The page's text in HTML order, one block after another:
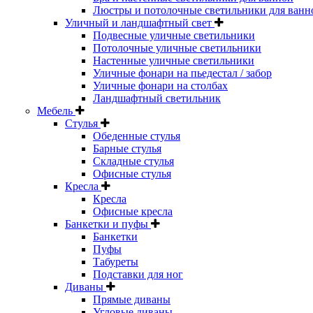
Люстры и потолочные светильники для
Уличный и ландшафтный свет
Подвесные уличные светильники
Потолочные уличные светильники
Настенные уличные светильники
Уличные фонари на пьедестал / забор
Уличные фонари на столбах
Ландшафтный светильник
Мебель
Стулья
Обеденные стулья
Барные стулья
Складные стулья
Офисные стулья
Кресла
Кресла
Офисные кресла
Банкетки и пуфы
Банкетки
Пуфы
Табуреты
Подставки для ног
Диваны
Прямые диваны